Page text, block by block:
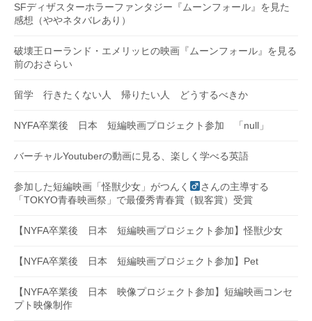
SFディザスターホラーファンタジー『ムーンフォール』を見た
感想（ややネタバレあり）
破壊王ローランド・エメリッヒの映画『ムーンフォール』を見る
前のおさらい
留学 行きたくない人 帰りたい人 どうするべきか
NYFA卒業後 日本 短編映画プロジェクト参加 「null」
バーチャルYoutuberの動画に見る、楽しく学べる英語
参加した短編映画「怪獣少女」がつんく
さんの主導する
「TOKYO青春映画祭」で最優秀青春賞（観客賞）受賞
【NYFA卒業後 日本 短編映画プロジェクト参加】怪獣少女
【NYFA卒業後 日本 短編映画プロジェクト参加】Pet
【NYFA卒業後 日本 映像プロジェクト参加】短編映画コンセ
プト映像制作